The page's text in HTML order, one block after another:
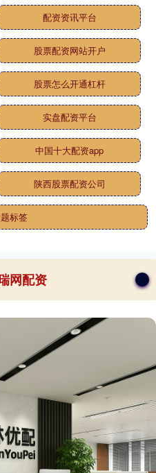
配资资讯平台
股票配资网站开户
股票怎么开通杠杆
实盘配资平台
中国十大配资app
陕西股票配资公司
标签
网配资